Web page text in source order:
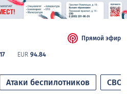
EUR 94.84
Прямой эфир
Атаки беспилотников СВО